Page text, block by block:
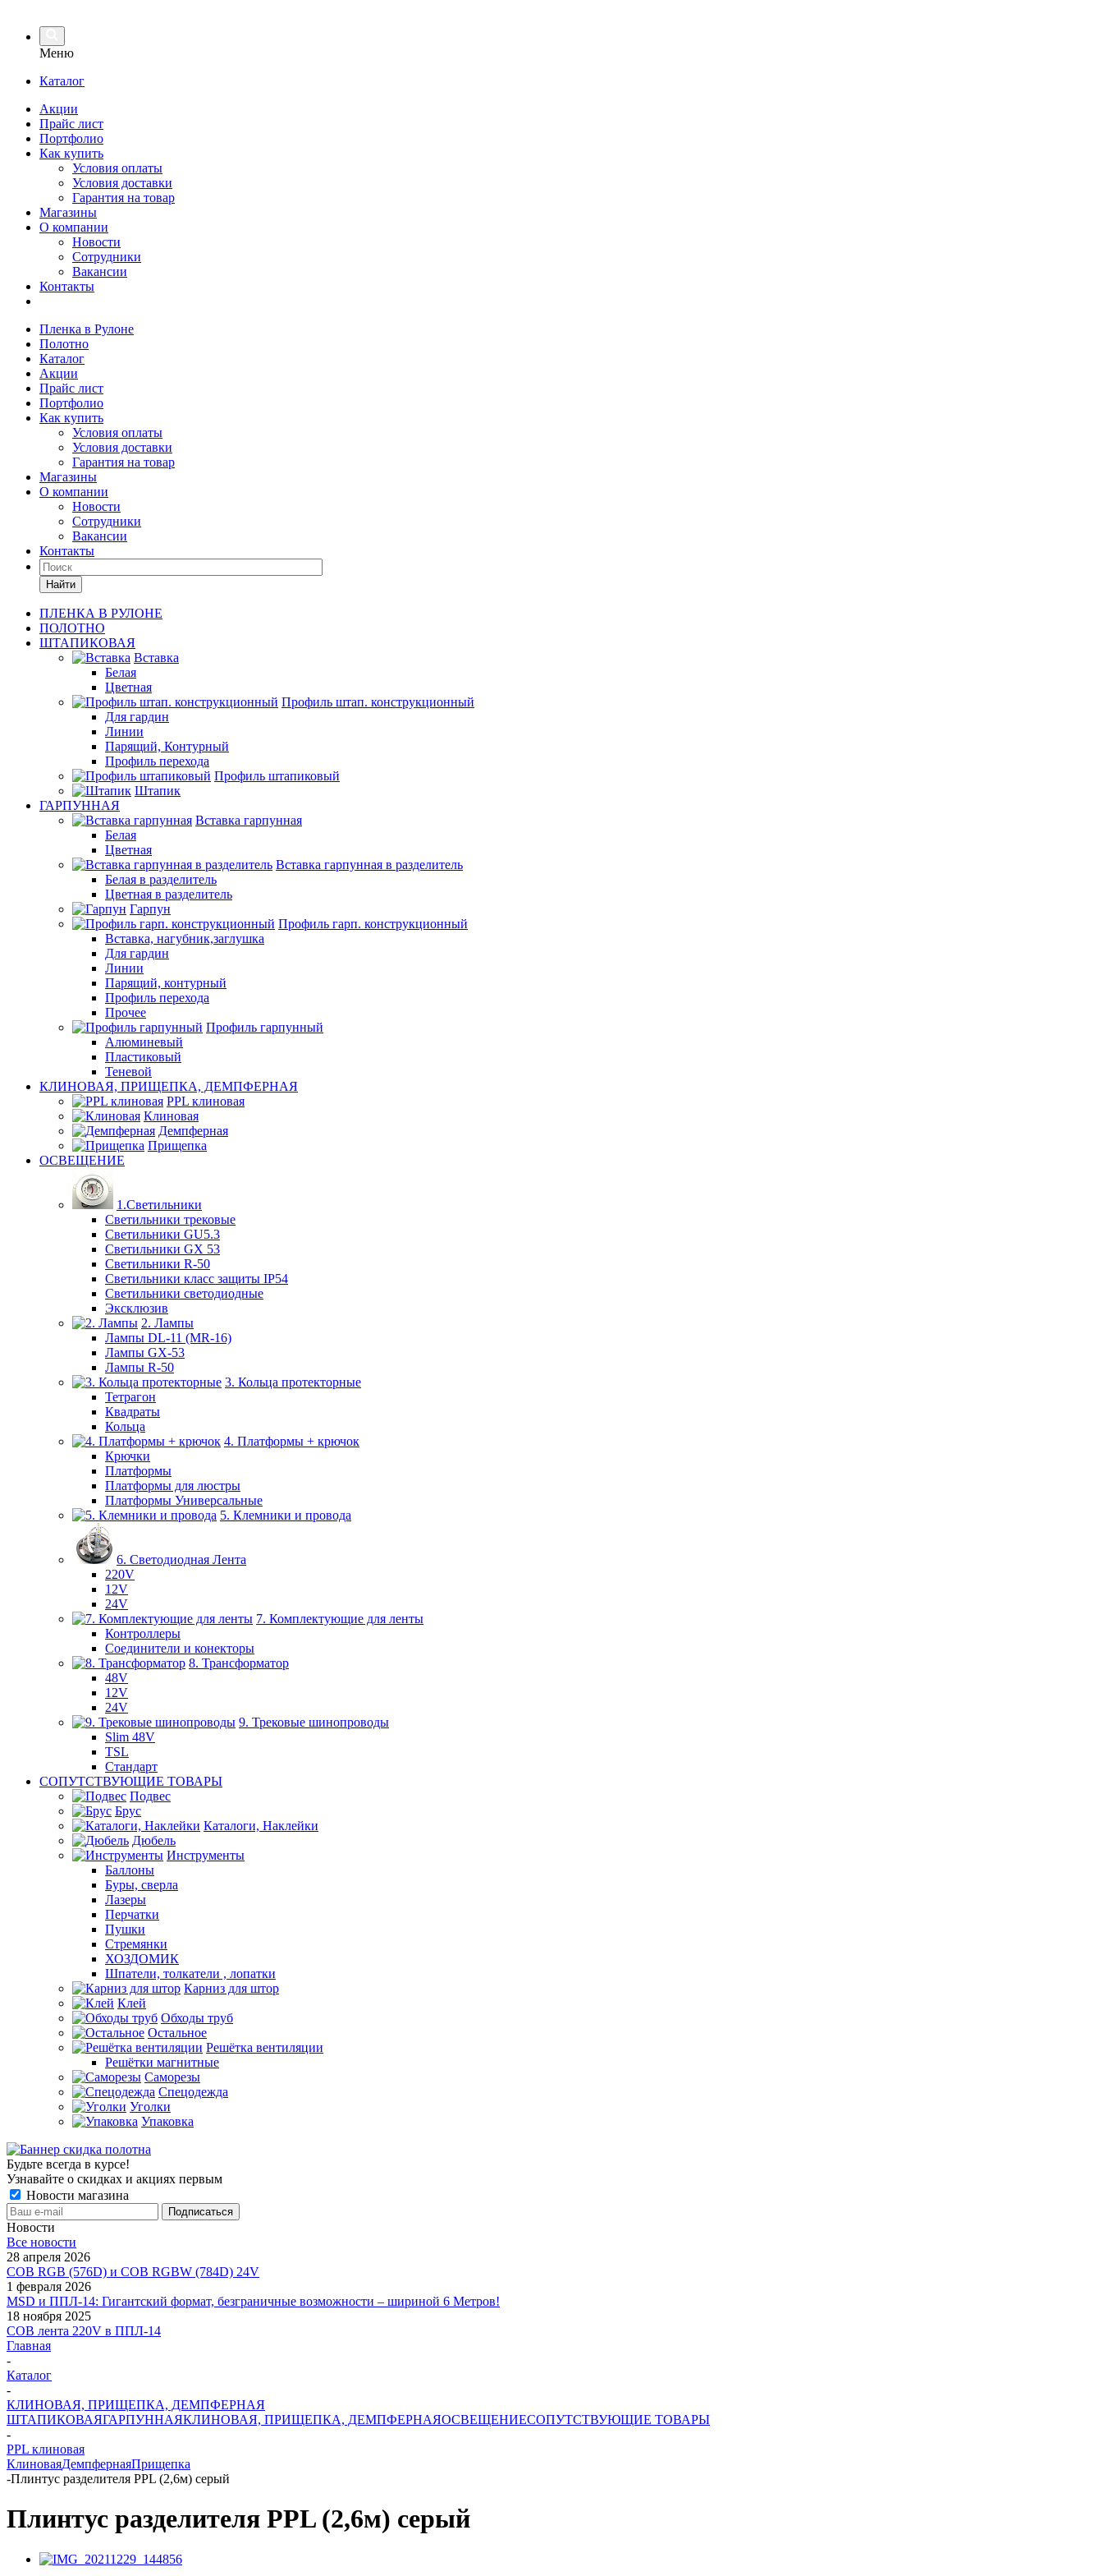
Меню
Каталог
Акции
Прайс лист
Портфолио
Как купить
Условия оплаты
Условия доставки
Гарантия на товар
Магазины
О компании
Новости
Сотрудники
Вакансии
Контакты
Пленка в Рулоне
Полотно
Каталог
Акции
Прайс лист
Портфолио
Как купить
Условия оплаты
Условия доставки
Гарантия на товар
Магазины
О компании
Новости
Сотрудники
Вакансии
Контакты
Найти
ПЛЕНКА В РУЛОНЕ
ПОЛОТНО
ШТАПИКОВАЯ
Вставка
Белая
Цветная
Профиль штап. конструкционный
Для гардин
Линии
Парящий, Контурный
Профиль перехода
Профиль штапиковый
Штапик
ГАРПУННАЯ
Вставка гарпунная
Белая
Цветная
Вставка гарпунная в разделитель
Белая в разделитель
Цветная в разделитель
Гарпун
Профиль гарп. конструкционный
Вставка, нагубник,заглушка
Для гардин
Линии
Парящий, контурный
Профиль перехода
Прочее
Профиль гарпунный
Алюминевый
Пластиковый
Теневой
КЛИНОВАЯ, ПРИЩЕПКА, ДЕМПФЕРНАЯ
PPL клиновая
Клиновая
Демпферная
Прищепка
ОСВЕЩЕНИЕ
1.Светильники
Светильники трековые
Светильники GU5.3
Светильники GX 53
Светильники R-50
Светильники класс защиты IP54
Светильники светодиодные
Эксклюзив
2. Лампы
Лампы DL-11 (MR-16)
Лампы GX-53
Лампы R-50
3. Кольца протекторные
Тетрагон
Квадраты
Кольца
4. Платформы + крючок
Крючки
Платформы
Платформы для люстры
Платформы Универсальные
5. Клемники и провода
6. Светодиодная Лента
220V
12V
24V
7. Комплектующие для ленты
Контроллеры
Соединители и конекторы
8. Трансформатор
48V
12V
24V
9. Трековые шинопроводы
Slim 48V
TSL
Стандарт
СОПУТСТВУЮЩИЕ ТОВАРЫ
Подвес
Брус
Каталоги, Наклейки
Дюбель
Инструменты
Баллоны
Буры, сверла
Лазеры
Перчатки
Пушки
Стремянки
ХОЗДОМИК
Шпатели, толкатели , лопатки
Карниз для штор
Клей
Обходы труб
Остальное
Решётка вентиляции
Решётки магнитные
Саморезы
Спецодежда
Уголки
Упаковка
Будьте всегда в курсе!
Узнавайте о скидках и акциях первым
Новости магазина
Новости
Все новости
28 апреля 2026
COB RGB (576D) и COB RGBW (784D) 24V
1 февраля 2026
MSD и ППЛ-14: Гигантский формат, безграничные возможности – шириной 6 Метров!
18 ноября 2025
COB лента 220V в ППЛ-14
Главная
-
Каталог
-
КЛИНОВАЯ, ПРИЩЕПКА, ДЕМПФЕРНАЯ
ШТАПИКОВАЯГАРПУННАЯКЛИНОВАЯ, ПРИЩЕПКА, ДЕМПФЕРНАЯОСВЕЩЕНИЕСОПУТСТВУЮЩИЕ ТОВАРЫ
-
PPL клиновая
КлиноваяДемпфернаяПрищепка
-Плинтус разделителя PPL (2,6м) серый
Плинтус разделителя PPL (2,6м) серый